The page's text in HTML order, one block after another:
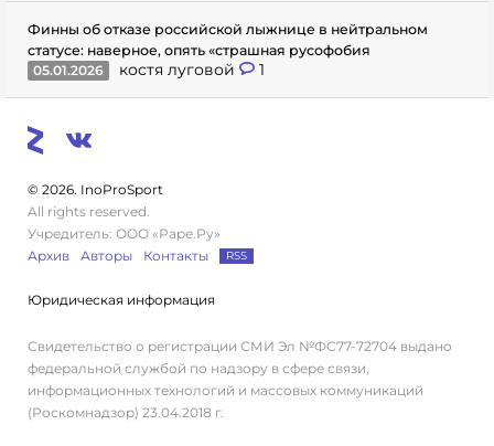
Финны об отказе российской лыжнице в нейтральном
статусе: наверное, опять «страшная русофобия
05.01.2026
костя луговой 1
© 2026. InoProSport
All rights reserved.
Учредитель: ООО «Раре.Ру»
Архив
Авторы Контакты RSS
Юридическая информация
Свидетельство о регистрации СМИ Эл №ФС77-72704 выдано
федеральной службой по надзору в сфере связи,
информационных технологий и массовых коммуникаций
(Роскомнадзор) 23.04.2018 г.